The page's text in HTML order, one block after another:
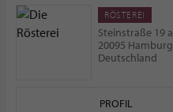
RÖSTEREI
Steinstraße 19 a
20095 Hamburg
Deutschland
PROFIL